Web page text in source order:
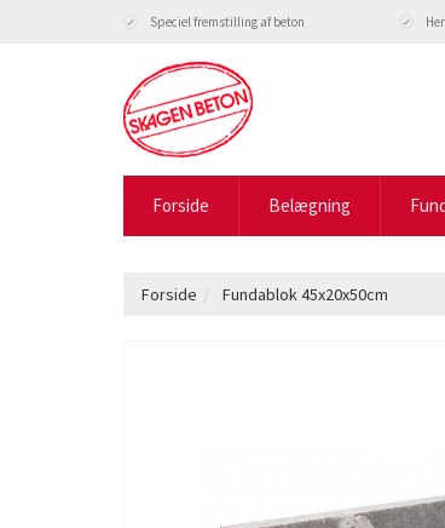
Speciel fremstilling af beton
Forside Belægning
Forside Fundablok 45x20x50cm